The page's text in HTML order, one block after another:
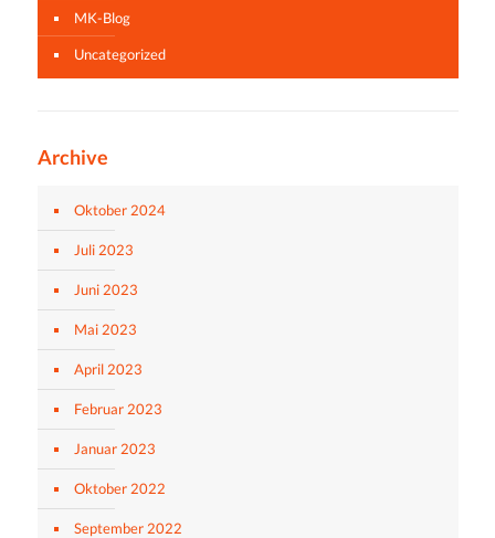
MK-Blog
Uncategorized
Archive
Oktober 2024
Juli 2023
Juni 2023
Mai 2023
April 2023
Februar 2023
Januar 2023
Oktober 2022
September 2022